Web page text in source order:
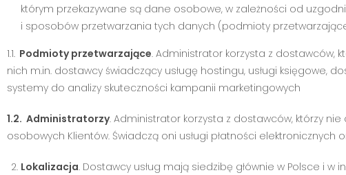
którym przekazywane są dane osobowe, w zależności od
i sposobów przetwarzania tych danych (podmioty
1.1. Podmioty przetwarzające. Administrator korzysta z dostawców,
nich m.in. dostawcy świadczący usługę hostingu, usługi
systemy do analizy skuteczności kampanii marketingowych
1.2. Administratorzy. Administrator korzysta z dostawców, którzy
osobowych Klientów. Świadczą oni usługi płatności elektronicznych
Lokalizacja. Dostawcy usług mają siedzibę głównie w Polsce i